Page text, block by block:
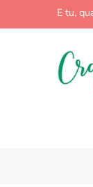
E tu,